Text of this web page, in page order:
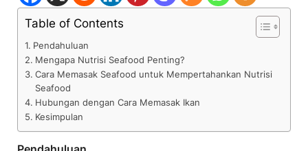
Table of Contents
Pendahuluan
Mengapa Nutrisi Seafood Penting?
Cara Memasak Seafood untuk Mempertahankan Nutrisi
Seafood
Hubungan dengan Cara Memasak Ikan
Kesimpulan